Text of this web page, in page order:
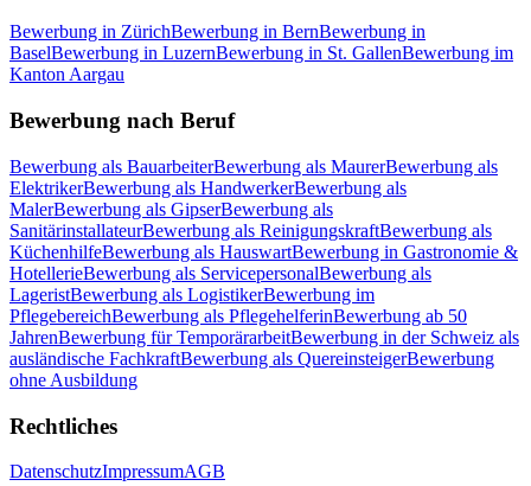
Bewerbung in ZürichBewerbung in BernBewerbung in
BaselBewerbung in LuzernBewerbung in St. GallenBewerbung im
Kanton Aargau
Bewerbung nach Beruf
Bewerbung als BauarbeiterBewerbung als MaurerBewerbung als
ElektrikerBewerbung als HandwerkerBewerbung als
MalerBewerbung als GipserBewerbung als
SanitärinstallateurBewerbung als ReinigungskraftBewerbung als
KüchenhilfeBewerbung als HauswartBewerbung in Gastronomie &
HotellerieBewerbung als ServicepersonalBewerbung als
LageristBewerbung als LogistikerBewerbung im
PflegebereichBewerbung als PflegehelferinBewerbung ab 50
JahrenBewerbung für TemporärarbeitBewerbung in der Schweiz als
ausländische FachkraftBewerbung als QuereinsteigerBewerbung
ohne Ausbildung
Rechtliches
DatenschutzImpressumAGB